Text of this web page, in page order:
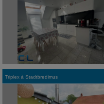
Triplex à Stadtbredimus